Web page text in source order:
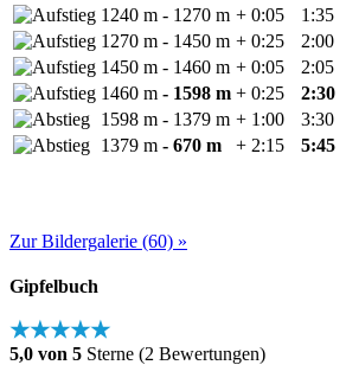
1240 m - 1270 m + 0:05 1:35
1270 m - 1450 m + 0:25 2:00
1450 m - 1460 m + 0:05 2:05
1460 m - 1598 m + 0:25 2:30
1598 m - 1379 m + 1:00 3:30
1379 m - 670 m + 2:15 5:45
Zur Bildergalerie (60) »
Gipfelbuch
★★★★★
5,0 von 5 Sterne (2 Bewertungen)